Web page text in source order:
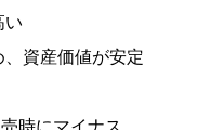
い
資産価値が安定